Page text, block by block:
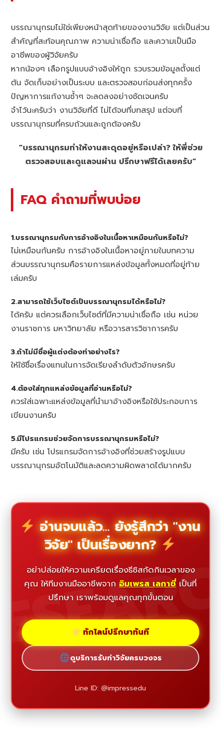
บรรณานุกรมไม่ใช่เพียงหน้าสุดท้ายของงานวิจัย แต่เป็นส่วน
สำคัญที่สะท้อนคุณภาพ ความน่าเชื่อถือ และความเป็นมือ
อาชีพของผู้วิจัยครับ
หากน้องๆ เลือกรูปแบบอ้างอิงให้ถูก รวบรวมข้อมูลตั้งแต่
ต้น จัดเก็บอย่างเป็นระบบ และตรวจสอบก่อนส่งทุกครั้ง
ปัญหาการแก้งานซ้ำๆ จะลดลงอย่างชัดเจนครับ
จำไว้นะครับว่า งานวิจัยที่ดี ไม่ได้จบที่บทสรุป แต่จบที่
บรรณานุกรมที่ครบถ้วนและถูกต้องครับ
“บรรณานุกรมทำให้งานสะดุดอยู่หรือเปล่า? ให้พี่ช่วย
ตรวจสอบและดูแลจนผ่าน ปรึกษาฟรีได้เลยครับ”
FAQ คำถามที่พบบ่อย
1.บรรณานุกรมกับการอ้างอิงในเนื้อหาเหมือนกันหรือไม่?
ไม่เหมือนกันครับ การอ้างอิงในเนื้อหาอยู่ภายในบทความ
ส่วนบรรณานุกรมคือรายการแหล่งข้อมูลทั้งหมดที่อยู่ท้าย
เล่มครับ
2.สามารถใช้เว็บไซต์เป็นบรรณานุกรมได้หรือไม่?
ได้ครับ แต่ควรเลือกเว็บไซต์ที่มีความน่าเชื่อถือ เช่น หน่วย
งานราชการ มหาวิทยาลัย หรือวารสารวิชาการครับ
3.ถ้าไม่มีชื่อผู้แต่งต้องทำอย่างไร?
ให้ใช้ชื่อเรื่องแทนในการจัดเรียงลำดับตัวอักษรครับ
4.ต้องใส่ทุกแหล่งข้อมูลที่อ่านหรือไม่?
ควรใส่เฉพาะแหล่งข้อมูลที่นำมาอ้างอิงหรือใช้ประกอบการ
เขียนงานครับ
5.มีโปรแกรมช่วยจัดการบรรณานุกรมหรือไม่?
มีครับ เช่น โปรแกรมจัดการอ้างอิงที่ช่วยสร้างรูปแบบ
บรรณานุกรมอัตโนมัติและลดความผิดพลาดได้มากครับ
อ่านจบแล้ว... ยังรู้สึกว่า "งาน
วิจัย" เป็นเรื่องยาก?
อย่าปล่อยให้ความเครียดเรื่องธีซิสกัดกินเวลาของ
คุณ ให้ทีมงานมืออาชีพจาก อิมเพรส เลกาซี่ เป็นที่
ปรึกษา เราพร้อมดูแลคุณทุกขั้นตอน
ทักไลน์ปรึกษาทันที
ดูบริการรับทำวิจัยครบวงจร
Line ID: @impressedu